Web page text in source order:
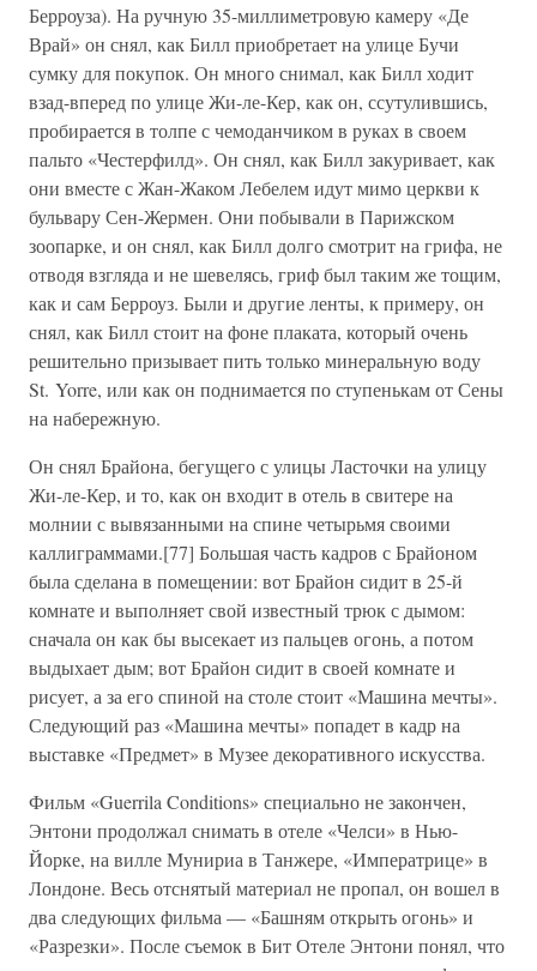
Берроуза). На ручную 35-миллиметровую камеру «Де
Врай» он снял, как Билл приобретает на улице Бучи
сумку для покупок. Он много снимал, как Билл ходит
взад-вперед по улице Жи-ле-Кер, как он, ссутулившись,
пробирается в толпе с чемоданчиком в руках в своем
пальто «Честерфилд». Он снял, как Билл закуривает, как
они вместе с Жан-Жаком Лебелем идут мимо церкви к
бульвару Сен-Жермен. Они побывали в Парижском
зоопарке, и он снял, как Билл долго смотрит на грифа, не
отводя взгляда и не шевелясь, гриф был таким же тощим,
как и сам Берроуз. Были и другие ленты, к примеру, он
снял, как Билл стоит на фоне плаката, который очень
решительно призывает пить только минеральную воду
St. Yorre, или как он поднимается по ступенькам от Сены
на набережную.
Он снял Брайона, бегущего с улицы Ласточки на улицу
Жи-ле-Кер, и то, как он входит в отель в свитере на
молнии с вывязанными на спине четырьмя своими
каллиграммами.[77] Большая часть кадров с Брайоном
была сделана в помещении: вот Брайон сидит в 25-й
комнате и выполняет свой известный трюк с дымом:
сначала он как бы высекает из пальцев огонь, а потом
выдыхает дым; вот Брайон сидит в своей комнате и
рисует, а за его спиной на столе стоит «Машина мечты».
Следующий раз «Машина мечты» попадет в кадр на
выставке «Предмет» в Музее декоративного искусства.
Фильм «Guerrila Conditions» специально не закончен,
Энтони продолжал снимать в отеле «Челси» в Нью-
Йорке, на вилле Мунириа в Танжере, «Императрице» в
Лондоне. Весь отснятый материал не пропал, он вошел в
два следующих фильма — «Башням открыть огонь» и
«Разрезки». После съемок в Бит Отеле Энтони понял, что